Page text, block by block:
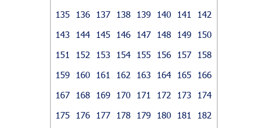
135
136 137 138 139 140 141
142
143
144 145 146 147 148 149
150
151
152 153 154 155 156 157
158
159
160 161 162 163 164 165
166
167
168 169 170 171 172 173
174
175
176 177 178 179 180 181
182